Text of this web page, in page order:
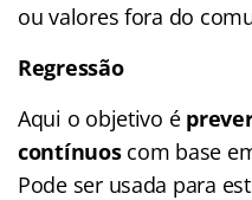
ou valores fora do
Regressão
Aqui o objetivo é
contínuoscom base
Pode ser usada para